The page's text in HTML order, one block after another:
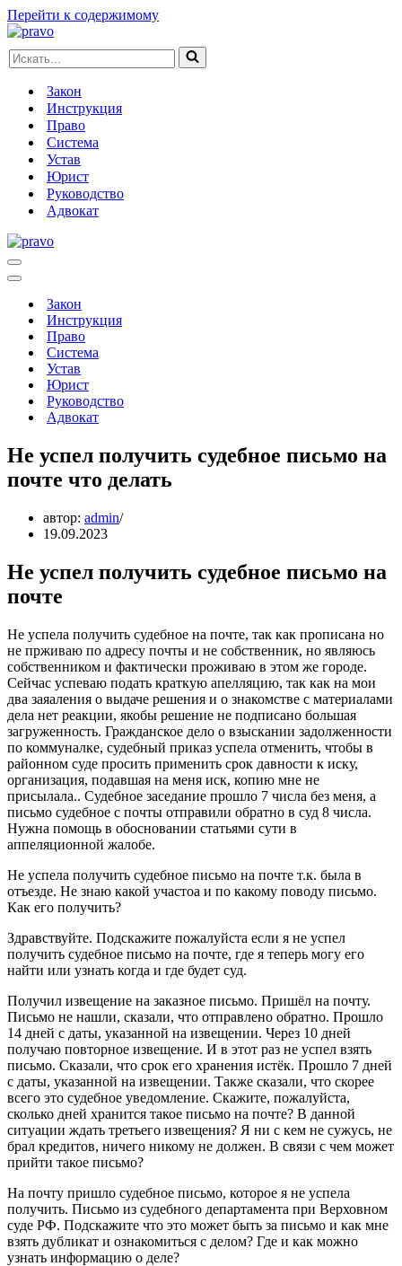
Перейти к содержимому
Искать...
Закон
Инструкция
Право
Система
Устав
Юрист
Руководство
Адвокат
Меню
навигации
Меню
навигацииЗакон
Инструкция
Право
Система
Устав
Юрист
Руководство
Адвокат
Не успел получить судебное письмо на
почте что делать
автор: admin
19.09.2023
Не успел получить судебное письмо на
почте
Не успела получить судебное на почте, так как прописана но
не прживаю по адресу почты и не собственник, но являюсь
собственником и фактически проживаю в этом же городе.
Сейчас успеваю подать краткую апелляцию, так как на мои
два заяаления о выдаче решения и о знакомстве с материалами
дела нет реакции, якобы решение не подписано большая
загруженность. Гражданское дело о взыскании задолженности
по коммуналке, судебный приказ успела отменить, чтобы в
районном суде просить применить срок давности к иску,
организация, подавшая на меня иск, копию мне не
присылала.. Судебное заседание прошло 7 числа без меня, а
письмо судебное с почты отправили обратно в суд 8 числа.
Нужна помощь в обосновании статьями сути в
аппеляционной жалобе.
Не успела получить судебное письмо на почте т.к. была в
отъезде. Не знаю какой участоа и по какому поводу письмо.
Как его получить?
Здравствуйте. Подскажите пожалуйста если я не успел
получить судебное письмо на почте, где я теперь могу его
найти или узнать когда и где будет суд.
Получил извещение на заказное письмо. Пришёл на почту.
Письмо не нашли, сказали, что отправлено обратно. Прошло
14 дней с даты, указанной на извещении. Через 10 дней
получаю повторное извещение. И в этот раз не успел взять
письмо. Сказали, что срок его хранения истёк. Прошло 7 дней
с даты, указанной на извещении. Также сказали, что скорее
всего это судебное уведомление. Скажите, пожалуйста,
сколько дней хранится такое письмо на почте? В данной
ситуации ждать третьего извещения? Я ни с кем не сужусь, не
брал кредитов, ничего никому не должен. В связи с чем может
прийти такое письмо?
На почту пришло судебное письмо, которое я не успела
получить. Письмо из судебного департамента при Верховном
суде РФ. Подскажите что это может быть за письмо и как мне
взять дубликат и ознакомиться с делом? Где и как можно
узнать информацию о деле?